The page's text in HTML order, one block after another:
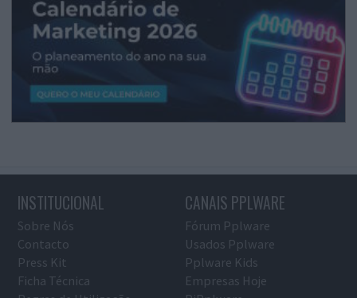
INSTITUCIONAL
Sobre Nós
Contacto
Press Kit
Ficha Técnica
CANAIS PPLWARE
Fórum Pplware
Usados Pplware
Pplware Kids
Empresas Hoje